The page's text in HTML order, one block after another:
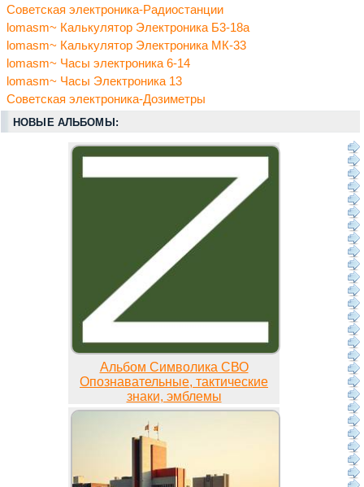
Советская электроника-Радиостанции
lomasm~ Калькулятор Электроника Б3-18а
lomasm~ Калькулятор Электроника МК-33
lomasm~ Часы электроника 6-14
lomasm~ Часы Электроника 13
Советская электроника-Дозиметры
НОВЫЕ АЛЬБОМЫ:
Альбом Символика СВО
Опознавательные, тактические
знаки, эмблемы